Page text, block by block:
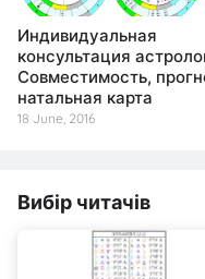
Индивидуальная
консультация
Совместимость,
натальная карта
18 June, 2016
Вибір читачів